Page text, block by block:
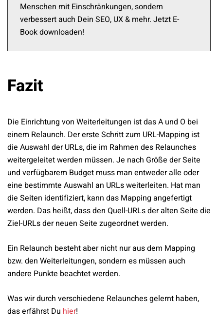
Menschen mit Einschränkungen, sondern
verbessert auch Dein SEO, UX & mehr. Jetzt E-
Book downloaden!
Fazit
Die Einrichtung von Weiterleitungen ist das A und O bei
einem Relaunch. Der erste Schritt zum URL-Mapping ist
die Auswahl der URLs, die im Rahmen des Relaunches
weitergeleitet werden müssen. Je nach Größe der Seite
und verfügbarem Budget muss man entweder alle oder
eine bestimmte Auswahl an URLs weiterleiten. Hat man
die Seiten identifiziert, kann das Mapping angefertigt
werden. Das heißt, dass den Quell-URLs der alten Seite die
Ziel-URLs der neuen Seite zugeordnet werden.
Ein Relaunch besteht aber nicht nur aus dem Mapping
bzw. den Weiterleitungen, sondern es müssen auch
andere Punkte beachtet werden.
Was wir durch verschiedene Relaunches gelernt haben,
das erfährst Du hier!